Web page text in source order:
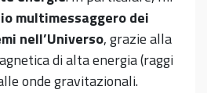
multimessaggero dei
nell’Universo, grazie alla
di alta energia (raggi
onde gravitazionali.